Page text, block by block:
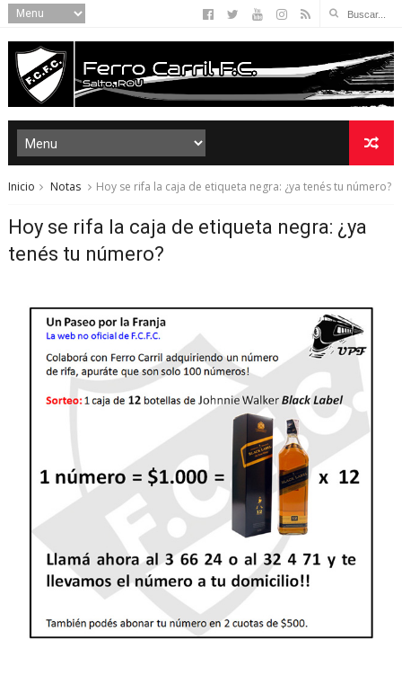
Inicio Notas Hoy se rifa la caja de etiqueta negra: ¿ya tenés tu número?
Hoy se rifa la caja de etiqueta negra: ¿ya
tenés tu número?